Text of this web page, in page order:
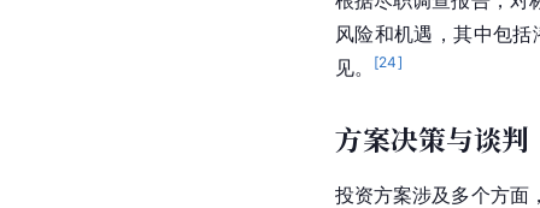
风险和机遇，其中包
见。
[24]
方案决策与谈判
投资方案涉及多个方面